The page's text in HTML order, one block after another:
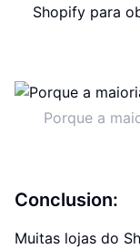
Shopify para
Porque a
Conclusion:
Muitas lojas do